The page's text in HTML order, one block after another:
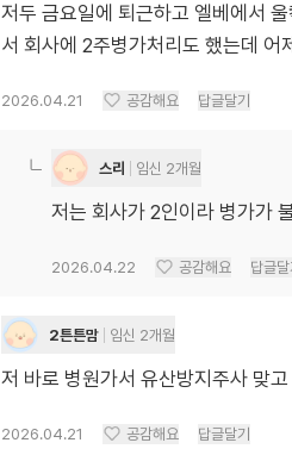
저두 금요일에 퇴근하고 엘베에서
서 회사에 2주병가처리도 했는데 어
2026.04.21 공감해요 답글달기
스리 임신 2개월
저는 회사가 2인이라 병가가
2026.04.22 공감해요 답글달
2튼튼맘 임신 2개월
저 바로 병원가서 유산방지주사 맞
2026.04.21 공감해요 답글달기